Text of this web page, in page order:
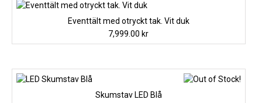
Eventtält med otryckt tak. Vit duk
7,999.00 kr
Skumstav LED Blå